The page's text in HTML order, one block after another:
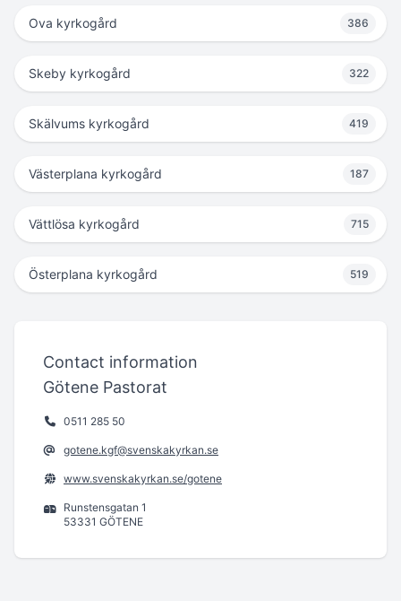
Ova kyrkogård 386
Skeby kyrkogård 322
Skälvums kyrkogård 419
Västerplana kyrkogård 187
Vättlösa kyrkogård 715
Österplana kyrkogård 519
Contact information
Götene Pastorat
0511 285 50
gotene.kgf@svenskakyrkan.se
www.svenskakyrkan.se/gotene
Runstensgatan 1
53331 GÖTENE